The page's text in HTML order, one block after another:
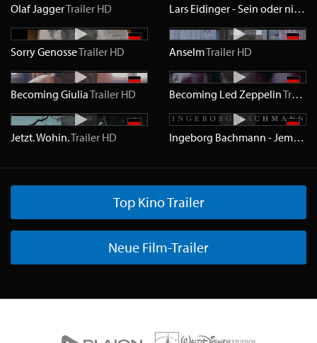
Olaf JaggerTrailer HD Lars Eidinger - Sein oder nicht Sein
Sorry GenosseTrailer HD AnselmTrailer HD
Becoming GiuliaTrailer HD Becoming Led ZeppelinTrailer
Jetzt. Wohin.Trailer HD Ingeborg Bachmann - Jemand, der einmal ich war
Top Kino Trailer
Neue Film-Trailer